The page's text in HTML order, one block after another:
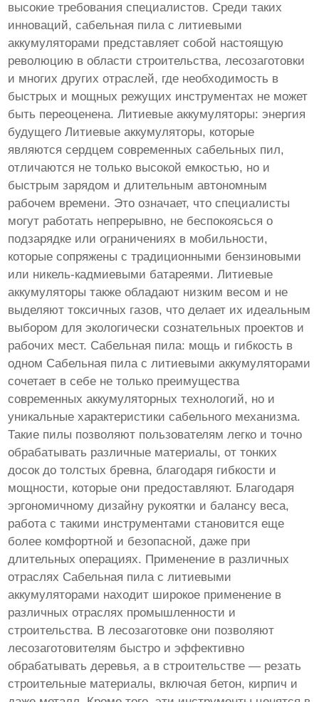
высокие требования специалистов. Среди таких
инноваций, сабельная пила с литиевыми
аккумуляторами представляет собой настоящую
революцию в области строительства, лесозаготовки
и многих других отраслей, где необходимость в
быстрых и мощных режущих инструментах не может
быть переоценена. Литиевые аккумуляторы: энергия
будущего Литиевые аккумуляторы, которые
являются сердцем современных сабельных пил,
отличаются не только высокой емкостью, но и
быстрым зарядом и длительным автономным
рабочем времени. Это означает, что специалисты
могут работать непрерывно, не беспокоясься о
подзарядке или ограничениях в мобильности,
которые сопряжены с традиционными бензиновыми
или никель-кадмиевыми батареями. Литиевые
аккумуляторы также обладают низким весом и не
выделяют токсичных газов, что делает их идеальным
выбором для экологически сознательных проектов и
рабочих мест. Сабельная пила: мощь и гибкость в
одном Сабельная пила с литиевыми аккумуляторами
сочетает в себе не только преимущества
современных аккумуляторных технологий, но и
уникальные характеристики сабельного механизма.
Такие пилы позволяют пользователям легко и точно
обрабатывать различные материалы, от тонких
досок до толстых бревна, благодаря гибкости и
мощности, которые они предоставляют. Благодаря
эргономичному дизайну рукоятки и балансу веса,
работа с такими инструментами становится еще
более комфортной и безопасной, даже при
длительных операциях. Применение в различных
отраслях Сабельная пила с литиевыми
аккумуляторами находит широкое применение в
различных отраслях промышленности и
строительства. В лесозаготовке они позволяют
лесозаготовителям быстро и эффективно
обрабатывать деревья, а в строительстве — резать
строительные материалы, включая бетон, кирпич и